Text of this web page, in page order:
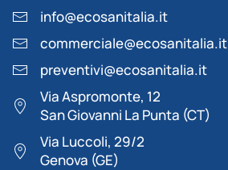
info@ecosanitalia.it
commerciale@ecosanitalia.it
preventivi@ecosanitalia.it
Via Aspromonte, 12
San Giovanni La Punta (CT)
Via Luccoli, 29/2
Genova (GE)